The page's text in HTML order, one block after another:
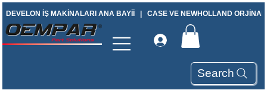
DEVELON İŞ MAKİNALARI ANA BAYİİ   |   CASE VE NEWHOLLAND
Search